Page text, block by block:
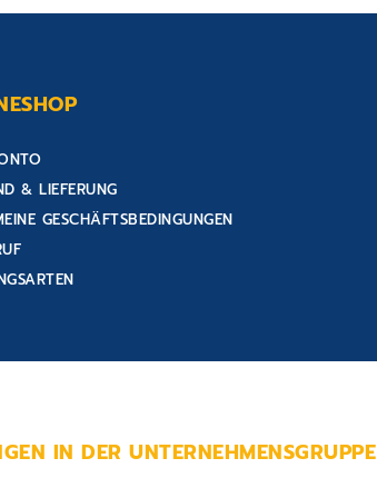
& LIEFERUNG
GESCHÄFTSBEDINGUNGEN
IN DER UNTERNEHMENSGRUPPE